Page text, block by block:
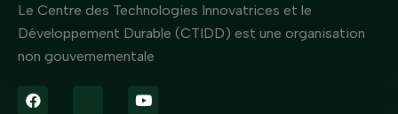
Le Centre des Technologies Innovatrices et le
Développement Durable (CTIDD) est une organisation
non gouvernementale